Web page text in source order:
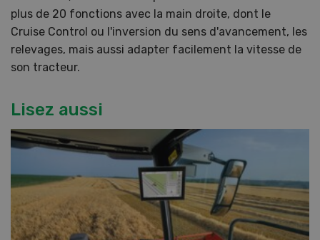
plus de 20 fonctions avec la main droite, dont le
Cruise Control ou l'inversion du sens d'avancement, les
relevages, mais aussi adapter facilement la vitesse de
son tracteur.
Lisez aussi